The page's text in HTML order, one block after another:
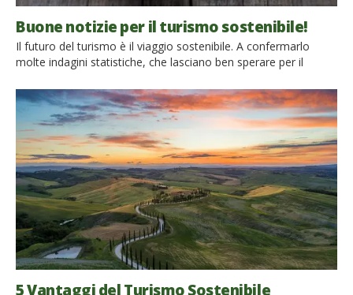
Buone notizie per il turismo sostenibile!
Il futuro del turismo è il viaggio sostenibile. A confermarlo
molte indagini statistiche, che lasciano ben sperare per il
viaggiare eco! Scopriamo insieme i dati delle indagini Il quarto
rapporto “Gli italiani, il turismo sostenibile e l’ecoturismo“, a
cura della Fondazione UniVerde, in collaborazione con Ipr […]
5 Vantaggi del Turismo Sostenibile